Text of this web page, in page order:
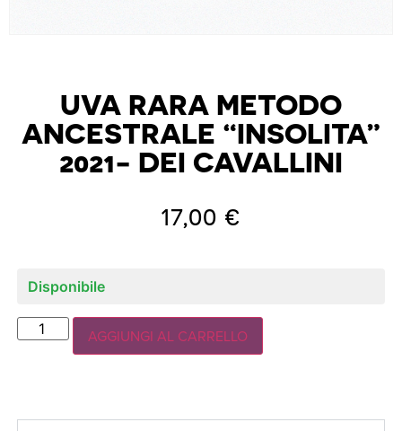
UVA RARA METODO
ANCESTRALE “INSOLITA”
2021- DEI CAVALLINI
17,00 €
Disponibile
AGGIUNGI AL CARRELLO